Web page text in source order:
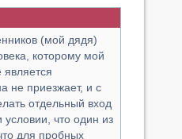
(мой дядя)
которому мой
не приезжает, и с
отдельный вход
что один из
для пробных